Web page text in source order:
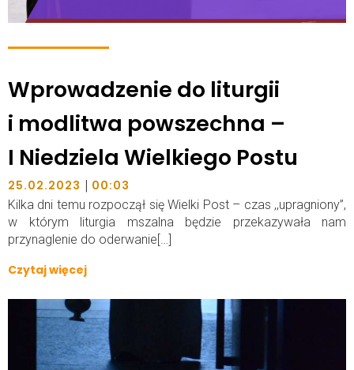
Wprowadzenie do liturgii
i modlitwa powszechna –
I Niedziela Wielkiego Postu
25.02.2023 | 00:03
Kilka dni temu rozpoczął się Wielki Post – czas ,,upragniony”,
w którym liturgia mszalna będzie przekazywała nam
przynaglenie do oderwanie[…]
Czytaj więcej